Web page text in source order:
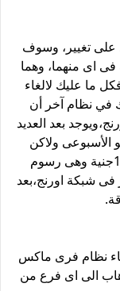
على تغيير، وسوف
فى اى منهما، وهما
ما عليك لالغاء
في نظام آخر أن
بعد العديد
الأسبوعى ولاكن
سوف يطلب منك أن يكون فى رصيدك 15جنية وهى رسوم
شبكة اورنج،بعد
نظام فرى ماكس
الى اى فرع من